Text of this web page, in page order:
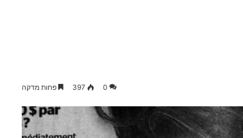
0
397 פחות מדקה